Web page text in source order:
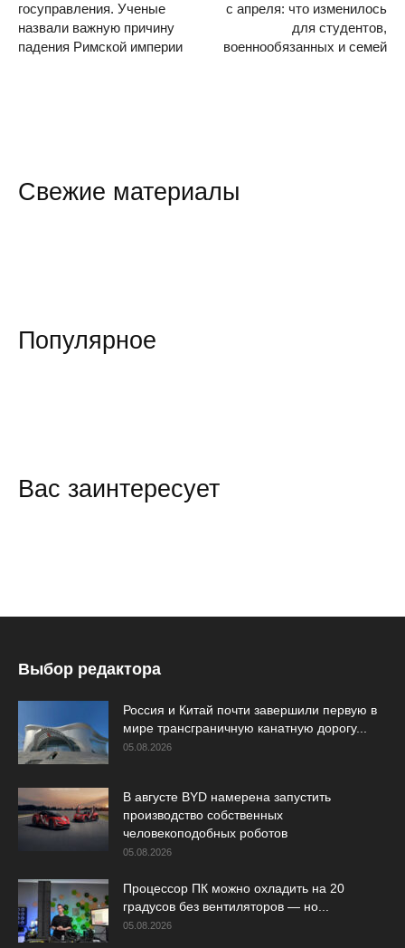
госуправления. Ученые
назвали важную причину
падения Римской империи
с апреля: что изменилось
для студентов,
военнообязанных и семей
Свежие материалы
Популярное
Вас заинтересует
Выбор редактора
Россия и Китай почти завершили первую в
мире трансграничную канатную дорогу...
05.08.2026
В августе BYD намерена запустить
производство собственных
человекоподобных роботов
05.08.2026
Процессор ПК можно охладить на 20
градусов без вентиляторов — но...
05.08.2026